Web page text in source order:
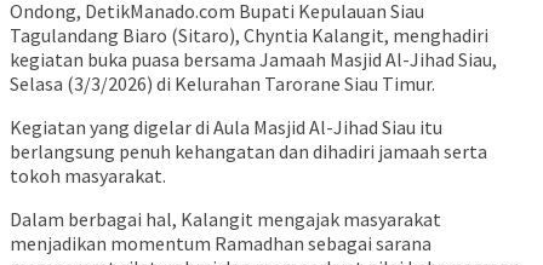
Ondong, DetikManado.com Bupati Kepulauan Siau
Tagulandang Biaro (Sitaro), Chyntia Kalangit, menghadiri
kegiatan buka puasa bersama Jamaah Masjid Al-Jihad Siau,
Selasa (3/3/2026) di Kelurahan Tarorane Siau Timur.
Kegiatan yang digelar di Aula Masjid Al-Jihad Siau itu
berlangsung penuh kehangatan dan dihadiri jamaah serta
tokoh masyarakat.
Dalam berbagai hal, Kalangit mengajak masyarakat
menjadikan momentum Ramadhan sebagai sarana